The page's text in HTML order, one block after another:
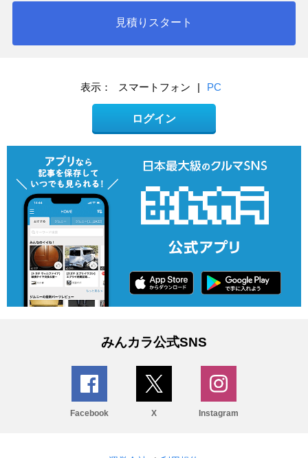
見積りスタート
表示： スマートフォン | PC
ログイン
みんカラ公式SNS
Facebook X Instagram